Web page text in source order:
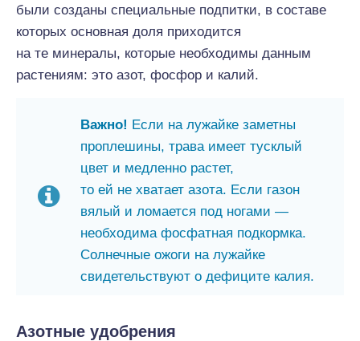
были созданы специальные подпитки, в составе
которых основная доля приходится
на те минералы, которые необходимы данным
растениям: это азот, фосфор и калий.
Важно! Если на лужайке заметны
проплешины, трава имеет тусклый
цвет и медленно растет,
то ей не хватает азота. Если газон
вялый и ломается под ногами —
необходима фосфатная подкормка.
Солнечные ожоги на лужайке
свидетельствуют о дефиците калия.
Азотные удобрения